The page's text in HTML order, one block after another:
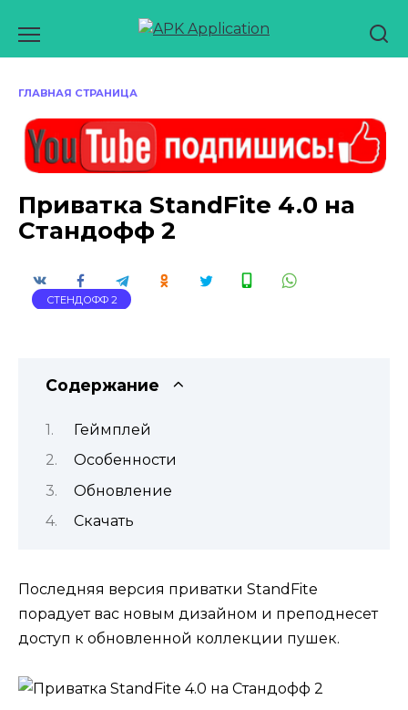
содержанию
ГЛАВНАЯ СТРАНИЦА
Приватка StandFite 4.0 на
Стандофф 2
СТЕНДОФФ 2
Содержание
Геймплей
Особенности
Обновление
Скачать
Последняя версия приватки StandFite
порадует вас новым дизайном и преподнесет
доступ к обновленной коллекции пушек.